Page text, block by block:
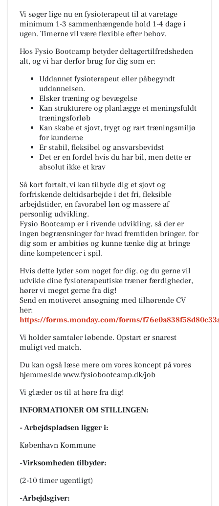
Vi søger lige nu en fysioterapeut til at varetage
minimum 1-3 sammenhængende hold 1-4 dage i
ugen. Timerne vil være flexible efter behov.
Hos Fysio Bootcamp betyder deltagertilfredsheden
alt, og vi har derfor brug for dig som er:
Uddannet fysioterapeut eller påbegyndt
uddannelsen.
Elsker træning og bevægelse
Kan strukturere og planlægge et meningsfuldt
træningsforløb
Kan skabe et sjovt, trygt og rart træningsmiljø
for kunderne
Er stabil, fleksibel og ansvarsbevidst
Det er en fordel hvis du har bil, men dette er
absolut ikke et krav
Så kort fortalt, vi kan tilbyde dig et sjovt og
forfriskende deltidsarbejde i det fri, fleksible
arbejdstider, en favorabel løn og massere af
personlig udvikling.
Fysio Bootcamp er i rivende udvikling, så der er
ingen begrænsninger for hvad fremtiden bringer, for
dig som er ambitiøs og kunne tænke dig at bringe
dine kompetencer i spil.
Hvis dette lyder som noget for dig, og du gerne vil
udvikle dine fysioterapeutiske træner færdigheder,
hører vi meget gerne fra dig!
Send en motiveret ansøgning med tilhørende CV
her:
https://forms.monday.com/forms/
Vi holder samtaler løbende. Opstart er snarest
muligt ved match.
Du kan også læse mere om vores koncept på vores
hjemmeside www.fysiobootcamp.dk/job
Vi glæder os til at høre fra dig!
INFORMATIONER OM STILLINGEN:
- Arbejdspladsen ligger i:
København Kommune
-Virksomheden tilbyder:
(2-10 timer ugentligt)
-Arbejdsgiver: